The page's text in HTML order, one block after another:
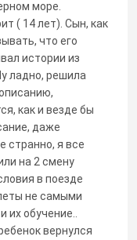
море.
( 14 лет). Сын, как
что его
истории из
ладно, решила
как и везде бы
даже
странно, я все
на 2 смену
в поезде
не самыми
обучение..
вернулся